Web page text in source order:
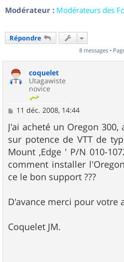
Modérateur : Modérateurs des
Répondre
8 messages •
coquelet
Utagawiste
novice
M
s
s
a
g
e
11 déc. 2008, 14:44
J'ai acheté un Oregon
sur potence de VTT de
Mount ,Edge ' P/N 010-
comment installer
ce le bon support ???
D'avance merci pour votre
Coquelet JM.